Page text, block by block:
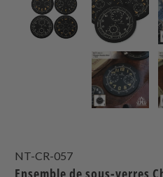
NT-CR-057
Ensemble de sous-verres